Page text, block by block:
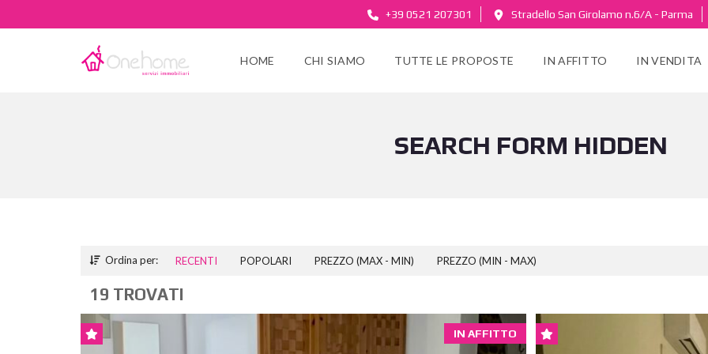
+39 0521 207301 Stradello San Girolamo n.6/A - Parma
HOME CHI SIAMO TUTTE LE PROPOSTE IN AFFITTO IN VENDITA
SEARCH FORM HIDDEN
Ordina per: RECENTI POPOLARI PREZZO (MAX - MIN) PREZZO (MIN - MAX)
19 TROVATI
IN AFFITTO